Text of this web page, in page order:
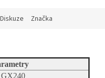
Diskuze Značka
GX240